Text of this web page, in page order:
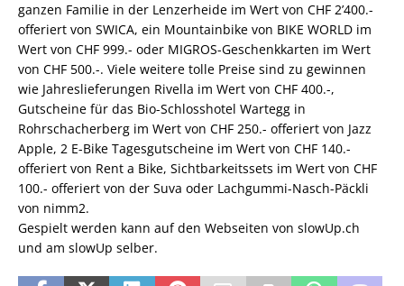
ganzen Familie in der Lenzerheide im Wert von CHF 2’400.-
offeriert von SWICA, ein Mountainbike von BIKE WORLD im
Wert von CHF 999.- oder MIGROS-Geschenkkarten im Wert
von CHF 500.-. Viele weitere tolle Preise sind zu gewinnen
wie Jahreslieferungen Rivella im Wert von CHF 400.-,
Gutscheine für das Bio-Schlosshotel Wartegg in
Rohrschacherberg im Wert von CHF 250.- offeriert von Jazz
Apple, 2 E-Bike Tagesgutscheine im Wert von CHF 140.-
offeriert von Rent a Bike, Sichtbarkeitssets im Wert von CHF
100.- offeriert von der Suva oder Lachgummi-Nasch-Päckli
von nimm2.
Gespielt werden kann auf den Webseiten von slowUp.ch
und am slowUp selber.